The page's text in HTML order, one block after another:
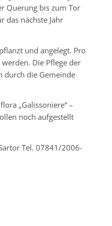
Querung bis zum Tor
das nächste Jahr
und angelegt. Pro
Die Pflege der
durch die Gemeinde
„Galissoniere“ –
noch aufgestellt
Tel. 07841/2006-